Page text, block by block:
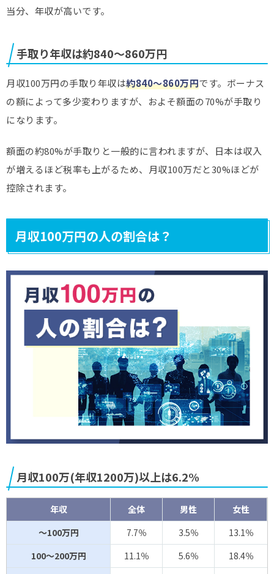
当分、年収が高いです。
手取り年収は約840～860万円
月収100万円の手取り年収は約840～860万円です。ボーナス
の額によって多少変わりますが、およそ額面の70%が手取り
になります。
額面の約80%が手取りと一般的に言われますが、日本は収入
が増えるほど税率も上がるため、月収100万だと30%ほどが
控除されます。
月収100万円の人の割合は？
月収100万(年収1200万)以上は6.2%
年収 全体 男性
女性
～100万円
7.7％ 3.5％
13.1％
100～200万円
11.1％ 5.6％
18.4％